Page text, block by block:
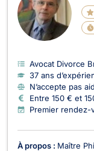
Avocat Divorce
37 ans
N’accepte pas
Entre 150 € et
Premier rendez-
À propos : Maître